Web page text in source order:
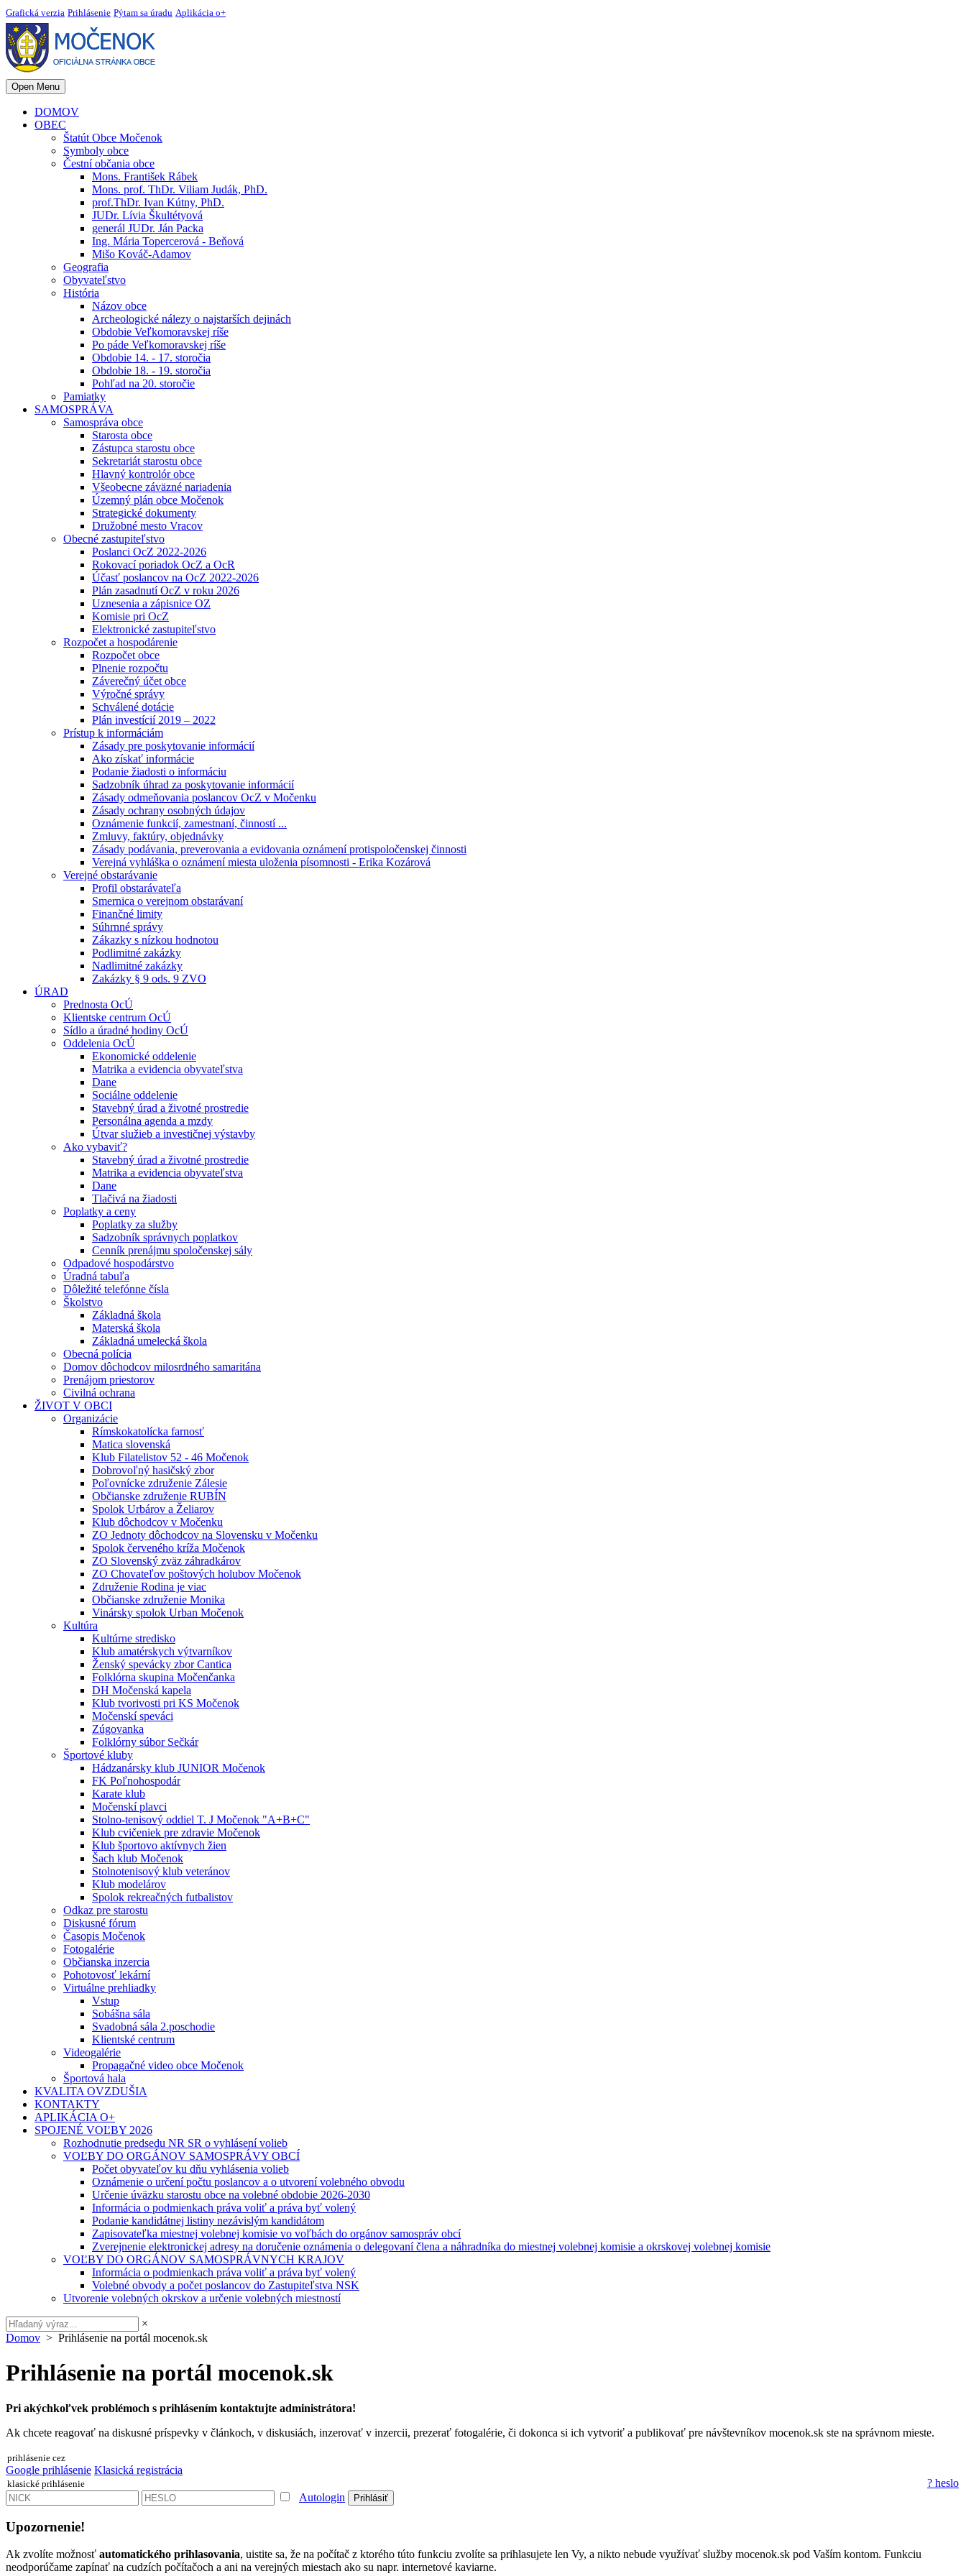
Grafická verzia Prihlásenie Pýtam sa úradu Aplikácia o+
Open Menu
DOMOV
OBEC
Štatút Obce Močenok
Symboly obce
Čestní občania obce
Mons. František Rábek
Mons. prof. ThDr. Viliam Judák, PhD.
prof.ThDr. Ivan Kútny, PhD.
JUDr. Lívia Škultétyová
generál JUDr. Ján Packa
Ing. Mária Topercerová - Beňová
Mišo Kováč-Adamov
Geografia
Obyvateľstvo
História
Názov obce
Archeologické nálezy o najstarších dejinách
Obdobie Veľkomoravskej ríše
Po páde Veľkomoravskej ríše
Obdobie 14. - 17. storočia
Obdobie 18. - 19. storočia
Pohľad na 20. storočie
Pamiatky
SAMOSPRÁVA
Samospráva obce
Starosta obce
Zástupca starostu obce
Sekretariát starostu obce
Hlavný kontrolór obce
Všeobecne záväzné nariadenia
Územný plán obce Močenok
Strategické dokumenty
Družobné mesto Vracov
Obecné zastupiteľstvo
Poslanci OcZ 2022-2026
Rokovací poriadok OcZ a OcR
Účasť poslancov na OcZ 2022-2026
Plán zasadnutí OcZ v roku 2026
Uznesenia a zápisnice OZ
Komisie pri OcZ
Elektronické zastupiteľstvo
Rozpočet a hospodárenie
Rozpočet obce
Plnenie rozpočtu
Záverečný účet obce
Výročné správy
Schválené dotácie
Plán investícií 2019 – 2022
Prístup k informáciám
Zásady pre poskytovanie informácií
Ako získať informácie
Podanie žiadosti o informáciu
Sadzobník úhrad za poskytovanie informácií
Zásady odmeňovania poslancov OcZ v Močenku
Zásady ochrany osobných údajov
Oznámenie funkcií, zamestnaní, činností ...
Zmluvy, faktúry, objednávky
Zásady podávania, preverovania a evidovania oznámení protispoločenskej činnosti
Verejná vyhláška o oznámení miesta uloženia písomnosti - Erika Kozárová
Verejné obstarávanie
Profil obstarávateľa
Smernica o verejnom obstarávaní
Finančné limity
Súhrnné správy
Zákazky s nízkou hodnotou
Podlimitné zakázky
Nadlimitné zakázky
Zakázky § 9 ods. 9 ZVO
ÚRAD
Prednosta OcÚ
Klientske centrum OcÚ
Sídlo a úradné hodiny OcÚ
Oddelenia OcÚ
Ekonomické oddelenie
Matrika a evidencia obyvateľstva
Dane
Sociálne oddelenie
Stavebný úrad a životné prostredie
Personálna agenda a mzdy
Útvar služieb a investičnej výstavby
Ako vybaviť?
Stavebný úrad a životné prostredie
Matrika a evidencia obyvateľstva
Dane
Tlačivá na žiadosti
Poplatky a ceny
Poplatky za služby
Sadzobník správnych poplatkov
Cenník prenájmu spoločenskej sály
Odpadové hospodárstvo
Úradná tabuľa
Dôležité telefónne čísla
Školstvo
Základná škola
Materská škola
Základná umelecká škola
Obecná polícia
Domov dôchodcov milosrdného samaritána
Prenájom priestorov
Civilná ochrana
ŽIVOT V OBCI
Organizácie
Rímskokatolícka farnosť
Matica slovenská
Klub Filatelistov 52 - 46 Močenok
Dobrovoľný hasičský zbor
Poľovnícke združenie Zálesie
Občianske združenie RUBÍN
Spolok Urbárov a Želiarov
Klub dôchodcov v Močenku
ZO Jednoty dôchodcov na Slovensku v Močenku
Spolok červeného kríža Močenok
ZO Slovenský zväz záhradkárov
ZO Chovateľov poštových holubov Močenok
Združenie Rodina je viac
Občianske združenie Monika
Vinársky spolok Urban Močenok
Kultúra
Kultúrne stredisko
Klub amatérskych výtvarníkov
Ženský spevácky zbor Cantica
Folklórna skupina Močenčanka
DH Močenská kapela
Klub tvorivosti pri KS Močenok
Močenskí speváci
Zúgovanka
Folklórny súbor Sečkár
Športové kluby
Hádzanársky klub JUNIOR Močenok
FK Poľnohospodár
Karate klub
Močenskí plavci
Stolno-tenisový oddiel T. J Močenok "A+B+C"
Klub cvičeniek pre zdravie Močenok
Klub športovo aktívnych žien
Šach klub Močenok
Stolnotenisový klub veteránov
Klub modelárov
Spolok rekreačných futbalistov
Odkaz pre starostu
Diskusné fórum
Časopis Močenok
Fotogalérie
Občianska inzercia
Pohotovosť lekární
Virtuálne prehliadky
Vstup
Sobášna sála
Svadobná sála 2.poschodie
Klientské centrum
Videogalérie
Propagačné video obce Močenok
Športová hala
KVALITA OVZDUŠIA
KONTAKTY
APLIKÁCIA O+
SPOJENÉ VOĽBY 2026
Rozhodnutie predsedu NR SR o vyhlásení volieb
VOĽBY DO ORGÁNOV SAMOSPRÁVY OBCÍ
Počet obyvateľov ku dňu vyhlásenia volieb
Oznámenie o určení počtu poslancov a o utvorení volebného obvodu
Určenie úväzku starostu obce na volebné obdobie 2026-2030
Informácia o podmienkach práva voliť a práva byť volený
Podanie kandidátnej listiny nezávislým kandidátom
Zapisovateľka miestnej volebnej komisie vo voľbách do orgánov samospráv obcí
Zverejnenie elektronickej adresy na doručenie oznámenia o delegovaní člena a náhradníka do miestnej volebnej komisie a okrskovej volebnej komisie
VOĽBY DO ORGÁNOV SAMOSPRÁVNYCH KRAJOV
Informácia o podmienkach práva voliť a práva byť volený
Volebné obvody a počet poslancov do Zastupiteľstva NSK
Utvorenie volebných okrskov a určenie volebných miestností
×
Domov > Prihlásenie na portál mocenok.sk
Prihlásenie na portál mocenok.sk
Pri akýchkoľvek problémoch s prihlásením kontaktujte administrátora!
Ak chcete reagovať na diskusné príspevky v článkoch, v diskusiách, inzerovať v inzercii, prezerať fotogalérie, či dokonca si ich vytvoriť a publikovať pre návštevníkov mocenok.sk ste na správnom mieste.
prihlásenie cez
Google prihlásenie Klasická registrácia
klasické prihlásenie
? heslo
Autologin
Prihlásiť
Upozornenie!
Ak zvolíte možnosť automatického prihlasovania, uistite sa, že na počítač z ktorého túto funkciu zvolíte sa prihlasujete len Vy, a nikto nebude využívať služby mocenok.sk pod Vaším kontom. Funkciu
neodporúčame zapínať na cudzích počítačoch a ani na verejných miestach ako su napr. internetové kaviarne.